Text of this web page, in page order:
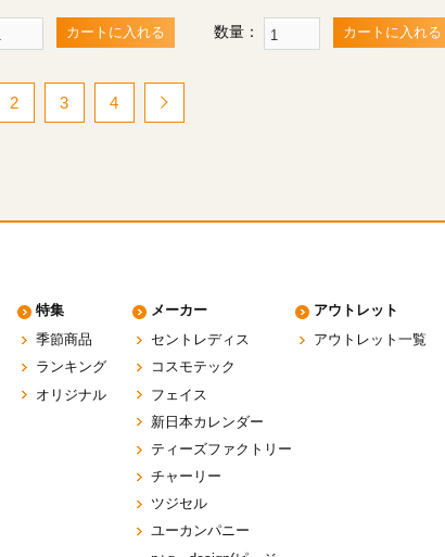
カートに入れる 数量： カートに入れる
2 3 4
特集
季節商品
ランキング
オリジナル
メーカー
セントレディス
コスモテック
フェイス
新日本カレンダー
ティーズファクトリー
チャーリー
ツジセル
ユーカンパニー
アウトレット
アウトレット一覧